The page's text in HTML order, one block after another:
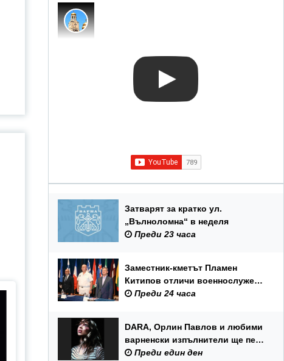
Затварят за кратко ул.
„Вълноломна“ в неделя
Преди 23 часа
Заместник-кметът Пламен
Китипов отличи военнослужещи
и цивилни служители по повод
Преди 24 часа
DARA, Орлин Павлов и любими
варненски изпълнители ще пеят
на празника на Варна
Преди един ден